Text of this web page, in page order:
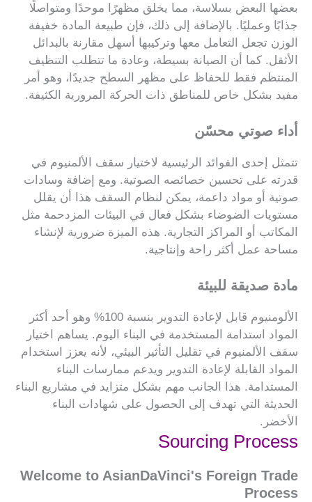
بعضها البعض بسلاسة، مما يخلق مظهرًا موحدًا ومتواصلًا
جذابًا وعمليًا. بالإضافة إلى ذلك، فإن طبيعة المادة خفيفة
الوزن تجعل التعامل معها وتركيبها أسهل مقارنة بالبدائل
الأثقل. كما أن الصيانة بسيطة، وعادة ما تتطلب التنظيف
المنتظم فقط للحفاظ على مظهر السطح جديدًا، وهو أمر
مفيد بشكل خاص للمناطق ذات الحركة المرورية الكثيفة.
أداء صوتي محسّن
تتمثل إحدى الفوائد الرئيسية لاختيار سقف الألمنيوم في
قدرته على تحسين خصائصه الصوتية. ومع إضافة وسادات
صوتية أو مواد داعمة، يمكن لنظام السقف هذا أن يقلل
مستويات الضوضاء بشكل فعال في البيئات المزدحمة مثل
المكاتب أو المراكز التجارية. هذه الميزة ضرورية لإنشاء
مساحة عمل أكثر راحة وإنتاجية.
مادة صديقة للبيئة
الألومنيوم قابل لإعادة التدوير بنسبة 100% وهو أحد أكثر
المواد استدامة المستخدمة في البناء اليوم. يساهم اختيار
سقف الألمنيوم في تقليل التأثير البيئي، لأنه يعزز استخدام
المواد القابلة لإعادة التدوير ويدعم ممارسات البناء
المستدامة. هذا الجانب مهم بشكل متزايد في مشاريع البناء
الحديثة التي تهدف إلى الحصول على شهادات البناء
الأخضر.
Sourcing Process
Welcome to AsianDaVinci's Foreign Trade
Process